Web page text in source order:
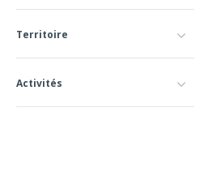
Territoire
Activités